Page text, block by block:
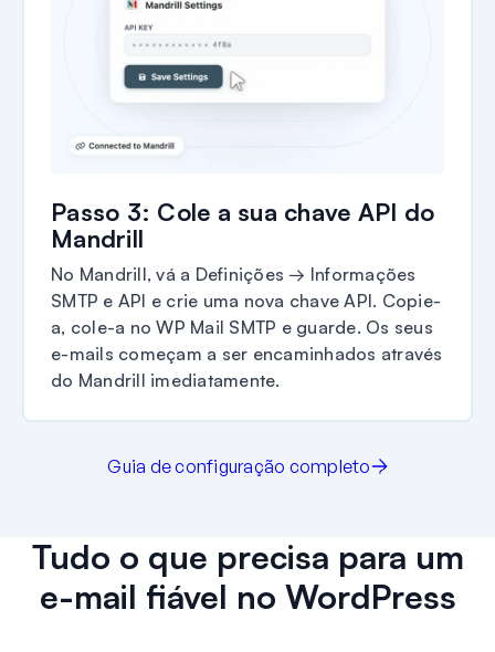
Passo 3: Cole a sua chave API do
Mandrill
No Mandrill, vá a Definições → Informações
SMTP e API e crie uma nova chave API. Copie-
a, cole-a no WP Mail SMTP e guarde. Os seus
e-mails começam a ser encaminhados através
do Mandrill imediatamente.
Guia de configuração completo
Tudo o que precisa para um
e-mail fiável no WordPress